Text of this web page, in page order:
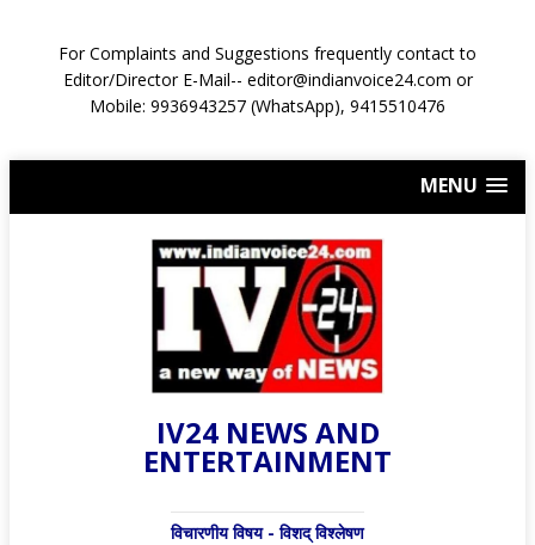
For Complaints and Suggestions frequently contact to
Editor/Director E-Mail-- editor@indianvoice24.com or
Mobile: 9936943257 (WhatsApp), 9415510476
MENU
IV24 NEWS AND
ENTERTAINMENT
विचारणीय विषय - विशद् विश्लेषण